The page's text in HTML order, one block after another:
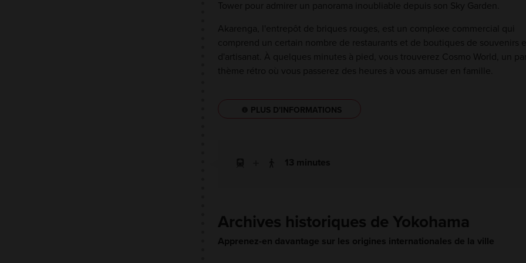
Tower pour admirer un panorama inoubliable depuis son Sky Garden.
Akarenga, l'entrepôt de briques rouges, est un complexe commercial qui
comprend un certain nombre de restaurants et de boutiques de souvenirs
d'artisanat. À quelques minutes à pied, vous trouverez Cosmo World, un
thème rétro où vous passerez des heures à vous amuser en famille.
PLUS D'INFORMATIONS
13 minutes
Archives historiques de Yokohama
Apprenez-en davantage sur les origines internationales de la ville